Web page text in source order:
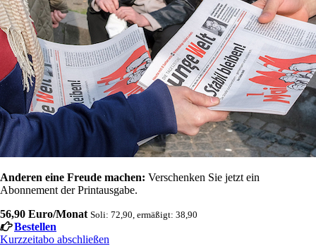
Anderen eine Freude machen: Verschenken Sie jetzt ein
Abonnement der Printausgabe.
56,90 Euro/Monat Soli: 72,90, ermäßigt: 38,90
Bestellen
Kurzzeitabo abschließen